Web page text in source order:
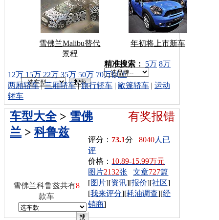
雪佛兰Malibu替代
景程
年初将上市新车
车型搜索：
精准搜索： 5万 8万
12万 15万 22万 35万 50万 70万以上
两厢轿车|三厢轿车|旅行轿车 | 敞篷轿车 | 运动
轿车
有奖报错
车型大全> 雪佛
兰 > 科鲁兹
评分： 73.1分8040人已
评
价格： 10.89-15.99万元
图片2132张 文章727篇
[图片][资讯][报价][社区]
[我来评分][耗油调查][经
销商]
雪佛兰科鲁兹共有8
款车